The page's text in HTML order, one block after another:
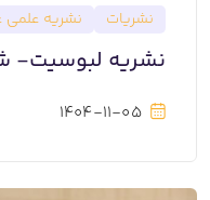
نشریات نشریه
نشریه لبوسیت-
1404-11-05